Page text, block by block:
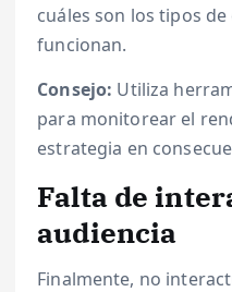
cuáles son los tipos
funcionan.
Consejo: Utiliza
para monitorear el
estrategia en
Falta de
audiencia
Finalmente, no